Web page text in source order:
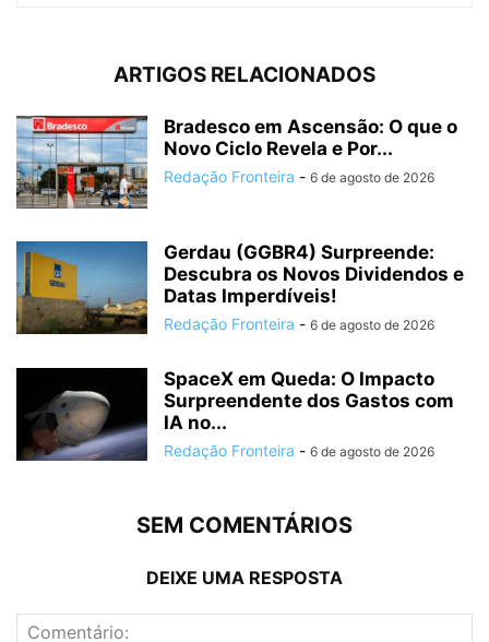
ARTIGOS RELACIONADOS
Bradesco em Ascensão: O que o
Novo Ciclo Revela e Por...
Redação Fronteira - 6 de agosto de 2026
Gerdau (GGBR4) Surpreende:
Descubra os Novos Dividendos e
Datas Imperdíveis!
Redação Fronteira - 6 de agosto de 2026
SpaceX em Queda: O Impacto
Surpreendente dos Gastos com
IA no...
Redação Fronteira - 6 de agosto de 2026
SEM COMENTÁRIOS
DEIXE UMA RESPOSTA